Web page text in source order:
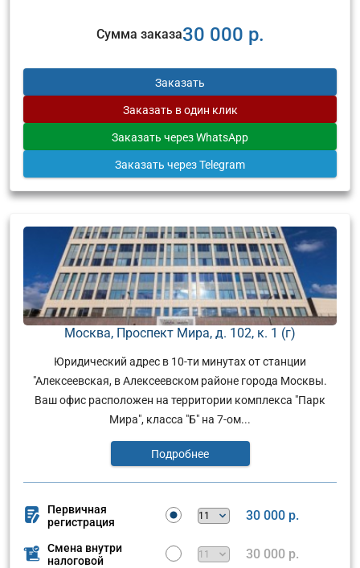
Сумма заказа30 000 р.
Заказать
Заказать в один клик
Заказать через WhatsApp
Заказать через Telegram
Москва, Проспект Мира, д. 102, к. 1 (г)
Юридический адрес в 10-ти минутах от станции
"Алексеевская, в Алексеевском районе города Москвы.
Ваш офис расположен на территории комплекса "Парк
Мира", класса "Б" на 7-ом...
Подробнее
Первичная
регистрация
30 000 р.
Смена внутри
налоговой
30 000 р.